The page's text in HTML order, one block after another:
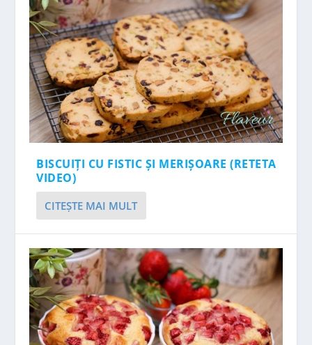
BISCUIȚI CU FISTIC ȘI MERIȘOARE (RETETA
VIDEO)
CITEŞTE MAI MULT